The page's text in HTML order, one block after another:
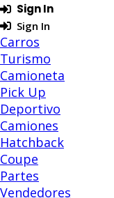
Sign In
Sign In
Carros
Turismo
Camioneta
Pick Up
Deportivo
Camiones
Hatchback
Coupe
Partes
Vendedores